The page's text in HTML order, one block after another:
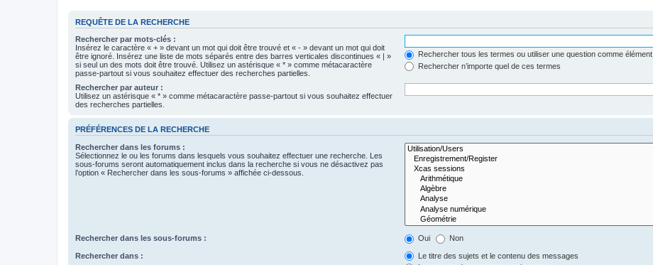
REQUÊTE DE LA RECHERCHE
Rechercher par mots-clés :
Insérez le caractère « + » devant un mot qui doit être trouvé et « - » devant un mot qui doit
être ignoré. Insérez une liste de mots séparés entre des barres verticales discontinues « | »
si seul un des mots doit être trouvé. Utilisez un astérisque « * » comme métacaractère
passe-partout si vous souhaitez effectuer des recherches partielles.
Rechercher tous les termes ou utiliser une question comme élément
Rechercher n’importe quel de ces termes
Rechercher par auteur :
Utilisez un astérisque « * » comme métacaractère passe-partout si vous souhaitez effectuer
des recherches partielles.
PRÉFÉRENCES DE LA RECHERCHE
Rechercher dans les forums :
Sélectionnez le ou les forums dans lesquels vous souhaitez effectuer une recherche. Les
sous-forums seront automatiquement inclus dans la recherche si vous ne désactivez pas
l’option « Rechercher dans les sous-forums » affichée ci-dessous.
Rechercher dans les sous-forums : Oui Non
Rechercher dans :
Le titre des sujets et le contenu des messages